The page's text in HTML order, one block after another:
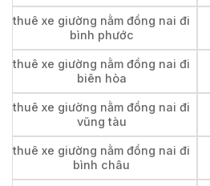
thuê xe giường nằm đồng nai đi
bình phước
thuê xe giường nằm đồng nai đi
biên hòa
thuê xe giường nằm đồng nai đi
vũng tàu
thuê xe giường nằm đồng nai đi
bình châu